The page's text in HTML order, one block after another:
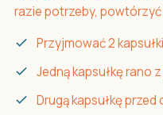
razie potrzeby, powtórzyć
Przyjmować 2
Jedną kapsułkę rano
Drugą kapsułkę przed